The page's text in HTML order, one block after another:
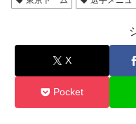
X
Pocket